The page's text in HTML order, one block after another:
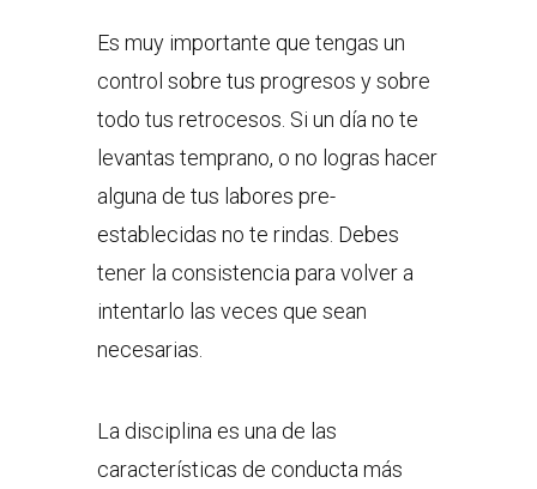
Es muy importante que tengas un
control sobre tus progresos y sobre
todo tus retrocesos. Si un día no te
levantas temprano, o no logras hacer
alguna de tus labores pre-
establecidas no te rindas. Debes
tener la consistencia para volver a
intentarlo las veces que sean
necesarias.
La disciplina es una de las
características de conducta más